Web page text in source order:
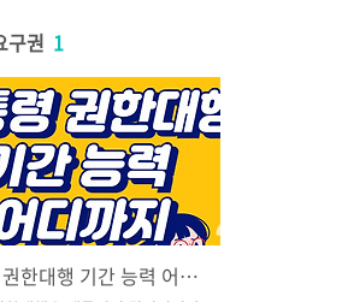
구권 1
대통령 권한대행 기간 능력 어디까지